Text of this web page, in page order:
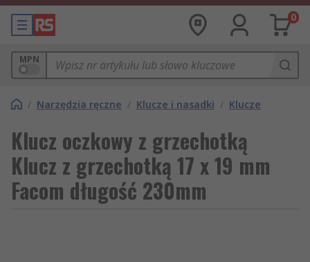
0
MPN
/ Narzędzia ręczne / Klucze i nasadki / Klucze
Klucz oczkowy z grzechotką
Klucz z grzechotką 17 x 19 mm
Facom długość 230mm